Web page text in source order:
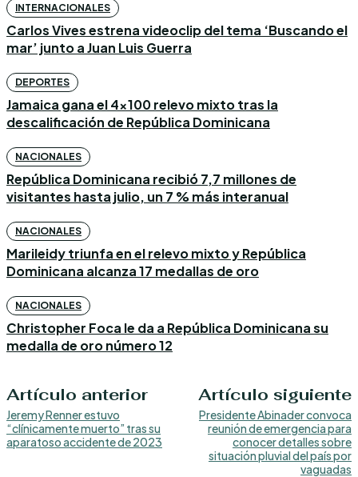
INTERNACIONALES
Carlos Vives estrena videoclip del tema ‘Buscando el
mar’ junto a Juan Luis Guerra
DEPORTES
Jamaica gana el 4×100 relevo mixto tras la
descalificación de República Dominicana
NACIONALES
República Dominicana recibió 7,7 millones de
visitantes hasta julio, un 7 % más interanual
NACIONALES
Marileidy triunfa en el relevo mixto y República
Dominicana alcanza 17 medallas de oro
NACIONALES
Christopher Foca le da a República Dominicana su
medalla de oro número 12
Artículo anterior
Jeremy Renner estuvo
“clínicamente muerto” tras su
aparatoso accidente de 2023
Artículo siguiente
Presidente Abinader convoca
reunión de emergencia para
conocer detalles sobre
situación pluvial del país por
vaguadas